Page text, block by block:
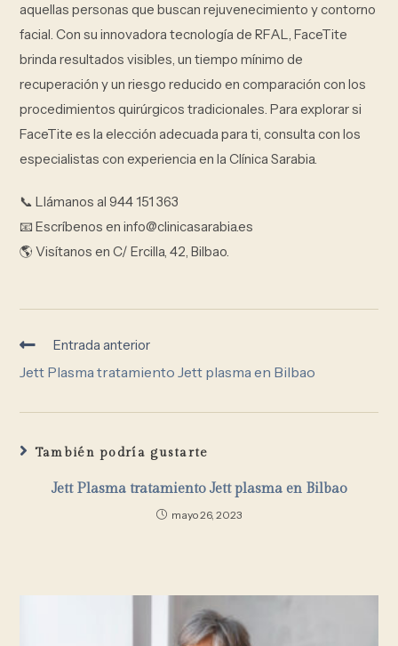
aquellas personas que buscan rejuvenecimiento y contorno
facial. Con su innovadora tecnología de RFAL, FaceTite
brinda resultados visibles, un tiempo mínimo de
recuperación y un riesgo reducido en comparación con los
procedimientos quirúrgicos tradicionales. Para explorar si
FaceTite es la elección adecuada para ti, consulta con los
especialistas con experiencia en la Clínica Sarabia.
📞 Llámanos al 944 151 363
📧 Escríbenos en info@clinicasarabia.es
🌎 Visítanos en C/ Ercilla, 42, Bilbao.
Entrada anterior
Jett Plasma tratamiento Jett plasma en Bilbao
También podría gustarte
Jett Plasma tratamiento Jett plasma en Bilbao
mayo 26, 2023